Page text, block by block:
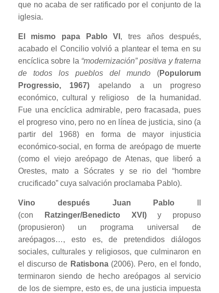
que no acaba de ser ratificado por el conjunto de la
iglesia.
El mismo papa Pablo VI , tres años después,
acabado el Concilio volvió a plantear el tema en su
encíclica sobre la “modernización” positiva y fraterna
de todos los pueblos del mundo (Populorum
Progressio, 1967)apelando a un progreso
económico, cultural y religioso de la humanidad.
Fue una encíclica admirable, pero fracasada, pues
el progreso vino, pero no en línea de justicia, sino (a
partir del 1968) en forma de mayor injusticia
económico-social, en forma de areópago de muerte
(como el viejo areópago de Atenas, que liberó a
Orestes, mato a Sócrates y se rio del “hombre
crucificado” cuya salvación proclamaba Pablo).
Vino después Juan Pablo
(con
Ratzinger/Benedicto XVI)y propuso
(propusieron) un programa universal de
areópagos…, esto es, de pretendidos diálogos
sociales, culturales y religiosos, que culminaron en
el discurso de Ratisbona(2006). Pero, en el fondo,
terminaron siendo de hecho areópagos al servicio
de los de siempre, esto es, de una justicia impuesta